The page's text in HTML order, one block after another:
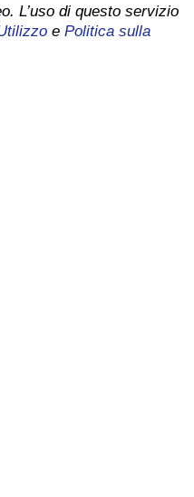
L’uso di questo servizio
e Politica sulla